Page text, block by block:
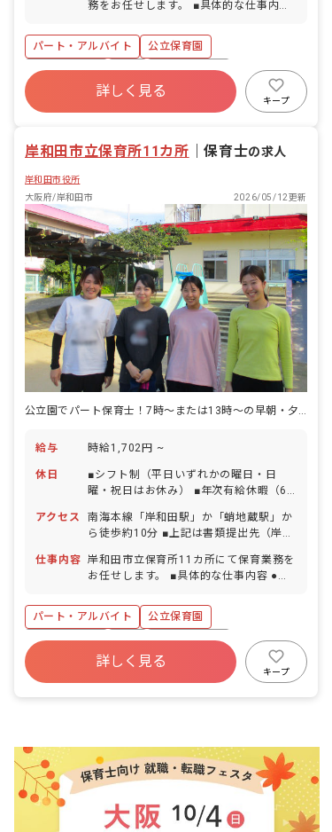
は自転車通勤も可能です。 ■マイカー通
務をお任せします。 ■具体的な仕事内容
パート・アルバイト
公立保育園
社会保険完備
有給
福利厚生充実
産休育休制度
未経験歓迎
詳しく見る
キープ
岸和田市立保育所11カ所 ｜保育士の求人
岸和田市役所
大阪府/岸和田市
2026/05/12更新
公立園でパート保育士！7時～または13時～の早朝・夕方固定勤務シフト
給与 時給1,702円 ~
休日
■シフト制（平日いずれかの曜日・日
曜・祝日はお休み） ■年次有給休暇（6
忌引休暇 ※以下適応条件ありの休暇 ■夏
期休暇（6月～10月） ■結婚休暇 ■不妊
治療のための休暇 ■産前産後・育児休暇
■介護・看護休暇
アクセス
南海本線「岸和田駅」か「蛸地蔵駅」か
ら徒歩約10分 ■上記は書類提出先（岸和
は配属先により異なります。 ■各施設へ
はバイク、自転車通勤も可能です。 ■マ
仕事内容 岸和田市立保育所11カ所にて保育業務を
お任せします。 ■具体的な仕事内容 ●早
きるように、開所準備をします。 ・登園
準備 ・保護者対応 ・クラスへの保育応
援 ・その他用務（清掃、湯茶準備等の用
務も含む） ●夕方保育士 子どもたちと一
緒に遊びながらお迎えを待ちます。 ・保
パート・アルバイト
公立保育園
社会保険完備
有給
福利厚生充実
産休育休制度
未経験歓迎
新卒も歓迎
詳しく見る
キープ